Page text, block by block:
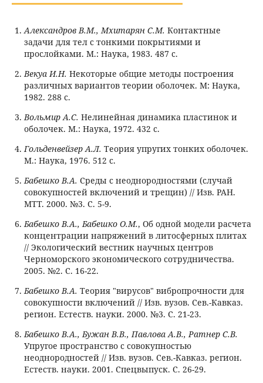
Александров В.М., Мхитарян С.М. Контактные
задачи для тел с тонкими покрытиями и
прослойками. М.: Наука, 1983. 487 с.
Векуа И.Н. Некоторые общие методы построения
различных вариантов теории оболочек. М: Наука,
1982. 288 с.
Вольмир А.С. Нелинейная динамика пластинок и
оболочек. М.: Наука, 1972. 432 с.
Гольденвейзер А.Л. Теория упругих тонких оболочек.
М.: Наука, 1976. 512 с.
Бабешко В.А. Среды с неоднородностями (случай
совокупностей включений и трещин) // Изв. РАН.
МТТ. 2000. №3. С. 5-9.
Бабешко В.А., Бабешко О.М., Об одной модели расчета
концентрации напряжений в литосферных плитах
// Экологический вестник научных центров
Черноморского экономического сотрудничества.
2005. №2. С. 16-22.
Бабешко В.А. Теория "вирусов" вибропрочности для
совокупности включений // Изв. вузов. Сев.-Кавказ.
регион. Естеств. науки. 2000. №3. С. 21-23.
Бабешко В.А., Бужан В.В., Павлова А.В., Ратнер С.В.
Упругое пространство с совокупностью
неоднородностей // Изв. вузов. Сев.-Кавказ. регион.
Естеств. науки. 2001. Спецвыпуск. C. 26-29.